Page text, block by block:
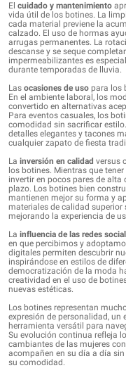
El cuidado y mantenimiento
vida útil de los botines. La
cada material previene la
calzado. El uso de hormas
arrugas permanentes. La
descanse y se seque
impermeabilizantes es
durante temporadas de lluvia.
Las ocasiones de uso para los
En el ambiente laboral, los
convertido en alternativas
Para eventos casuales, los
comodidad sin sacrificar
detalles elegantes y tacones
cualquier zapato de fiesta
La inversión en calidad versus
los botines. Mientras que
invertir en pocos pares de
plazo. Los botines bien
mantienen mejor su forma y
materiales de calidad superior
mejorando la experiencia de
La influencia de las redes
en que percibimos y
digitales permiten descubrir
inspirándose en estilos de
democratización de la moda
creatividad en el uso de
nuevas estéticas.
Los botines representan
expresión de personalidad, un
herramienta versátil para
Su evolución continua refleja
cambiantes de las mujeres
acompañen en su día a día
su comodidad.